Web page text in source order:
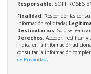
Responsable: SOFT ROSES
Finalidad: Responder las
información solicitada;
Destinatarios: Solo se
Derechos: Acceder, rectificar y
indica en la información
consultar la información
de Privacidad.